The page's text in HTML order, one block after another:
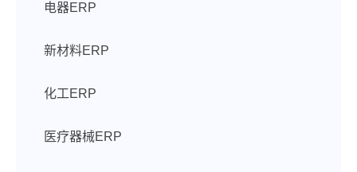
电器ERP
新材料ERP
化工ERP
医疗器械ERP